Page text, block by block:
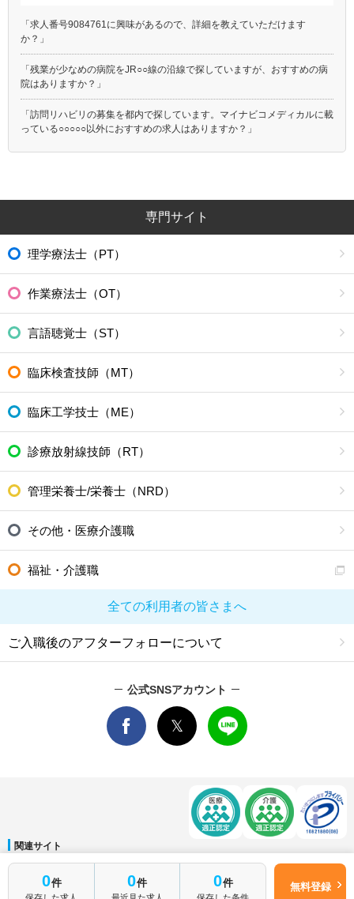
0件
保存した求人
0件
最近見た求人
0件
保存した条件
無料登録
「求人番号9084761に興味があるので、詳細を教えていただけます
か？」
「残業が少なめの病院をJR○○線の沿線で探していますが、おすすめの病
院はありますか？」
「訪問リハビリの募集を都内で探しています。マイナビコメディカルに載
っている○○○○○以外におすすめの求人はありますか？」
専門サイト
理学療法士（PT）
作業療法士（OT）
言語聴覚士（ST）
臨床検査技師（MT）
臨床工学技士（ME）
診療放射線技師（RT）
管理栄養士/栄養士（NRD）
その他・医療介護職
福祉・介護職
全ての利用者の皆さまへ
ご入職後のアフターフォローについて
公式SNSアカウント
無料転職サポートに申し込む
はじめて転職
関連サイト
マイナビDOCTOR│マイナビ看護師│マイナビ薬剤師│マイナビ保育士
運営会社